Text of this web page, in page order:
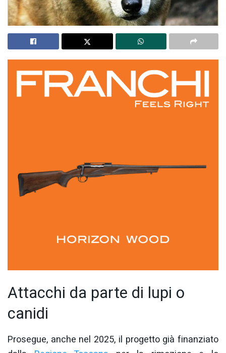
Attacchi da parte di lupi o
canidi
Prosegue, anche nel 2025, il progetto già finanziato